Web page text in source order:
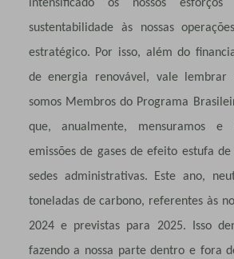
intensificado os nossos
sustentabilidade às nossas
estratégico. Por isso, além do
de energia renovável, vale lembrar
somos Membros do Programa
que, anualmente, mensuramos e
emissões de gases de efeito estufa de
sedes administrativas. Este ano,
toneladas de carbono, referentes às
2024 e previstas para 2025. Isso
fazendo a nossa parte dentro e fora